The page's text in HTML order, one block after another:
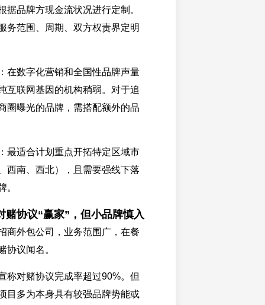
据品牌方现金流状况进行定制。
务范围、周期、双方权责界定明
在数字化营销和全国性品牌声量
互联网基因的机构稍弱。对于追
圈曝光的品牌，需搭配额外的品
最适合计划重点开拓特定区域市
西南、西北），且需要强线下落
。
协议“赢家”，但小品牌慎入
商外包公司，业务范围广，在餐
协议闻名。
称对赌协议完成率超过90%。但
目多为本身具有较强品牌势能或